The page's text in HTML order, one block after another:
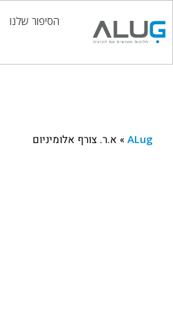
הסיפור שלנו
ALug
» א.ר. צורף אלומיניום